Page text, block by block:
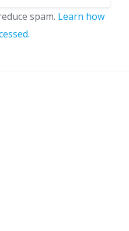
spam. Learn how